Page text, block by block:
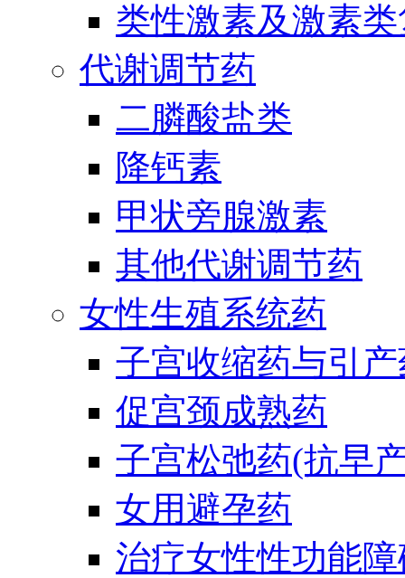
类性激素及激素
代谢调节药
二膦酸盐类
降钙素
甲状旁腺激素
其他代谢调节药
女性生殖系统药
子宫收缩药与引
促宫颈成熟药
子宫松弛药(抗早
女用避孕药
治疗女性性功能